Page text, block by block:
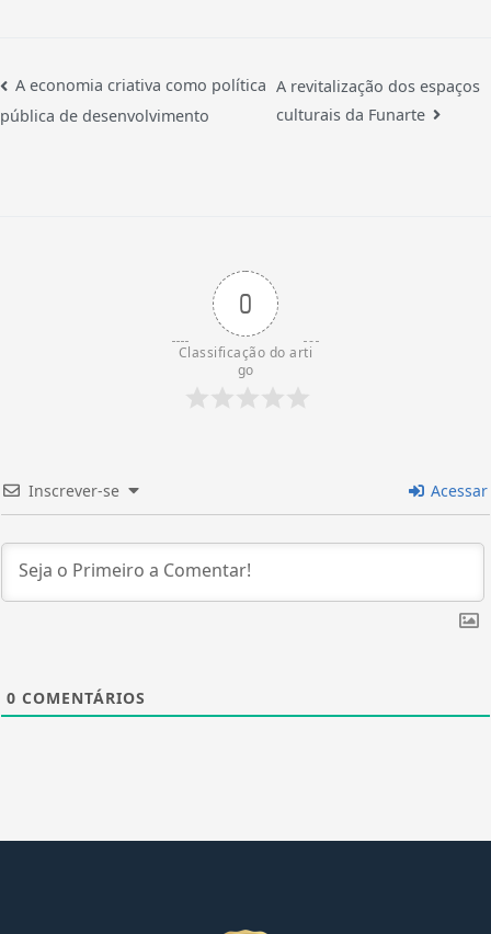
A economia criativa como política
pública de desenvolvimento
A revitalização dos espaços
culturais da Funarte
0
Classificação do arti
go
Inscrever-se Acessar
0 COMENTÁRIOS